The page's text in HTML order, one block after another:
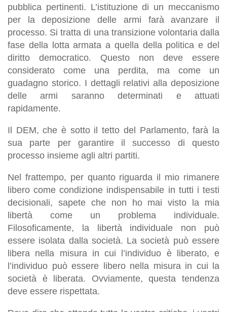
pubblica pertinenti. L’istituzione di un meccanismo
per la deposizione delle armi farà avanzare il
processo. Si tratta di una transizione volontaria dalla
fase della lotta armata a quella della politica e del
diritto democratico. Questo non deve essere
considerato come una perdita, ma come un
guadagno storico. I dettagli relativi alla deposizione
delle armi saranno determinati e attuati
rapidamente.
Il DEM, che è sotto il tetto del Parlamento, farà la
sua parte per garantire il successo di questo
processo insieme agli altri partiti.
Nel frattempo, per quanto riguarda il mio rimanere
libero come condizione indispensabile in tutti i testi
decisionali, sapete che non ho mai visto la mia
libertà come un problema individuale.
Filosoficamente, la libertà individuale non può
essere isolata dalla società. La società può essere
libera nella misura in cui l’individuo è liberato, e
l’individuo può essere libero nella misura in cui la
società è liberata. Ovviamente, questa tendenza
deve essere rispettata.